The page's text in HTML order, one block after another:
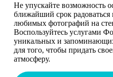
Не упускайте возможность
ближайший срок радоваться
любимых фотографий на
Воспользуйтесь услугами
уникальных и
для того, чтобы придать
атмосферу.